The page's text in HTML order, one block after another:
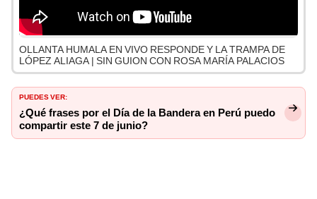
OLLANTA HUMALA EN VIVO RESPONDE Y LA TRAMPA DE
LÓPEZ ALIAGA | SIN GUION CON ROSA MARÍA PALACIOS
PUEDES VER:
¿Qué frases por el Día de la Bandera en Perú puedo
compartir este 7 de junio?